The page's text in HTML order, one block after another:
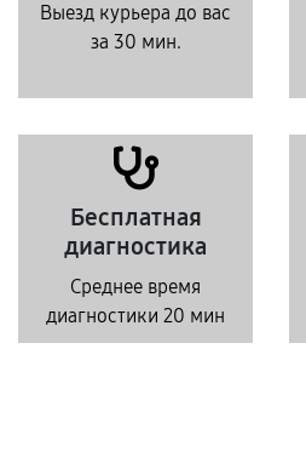
Выезд курьера до вас
за 30 мин.
Бесплатная
диагностика
Среднее время
диагностики 20 мин